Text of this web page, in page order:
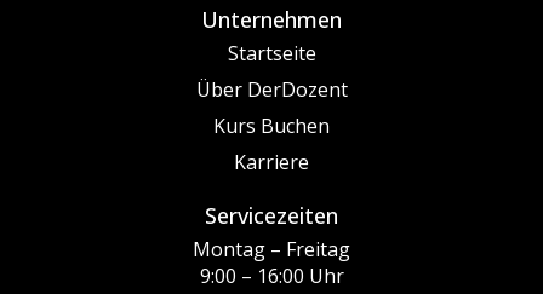
Unternehmen
Startseite
Über DerDozent
Kurs Buchen
Karriere
Servicezeiten
Montag – Freitag
9:00 – 16:00 Uhr